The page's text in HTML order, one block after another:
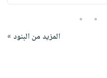
4
5
المزيد من البنود »